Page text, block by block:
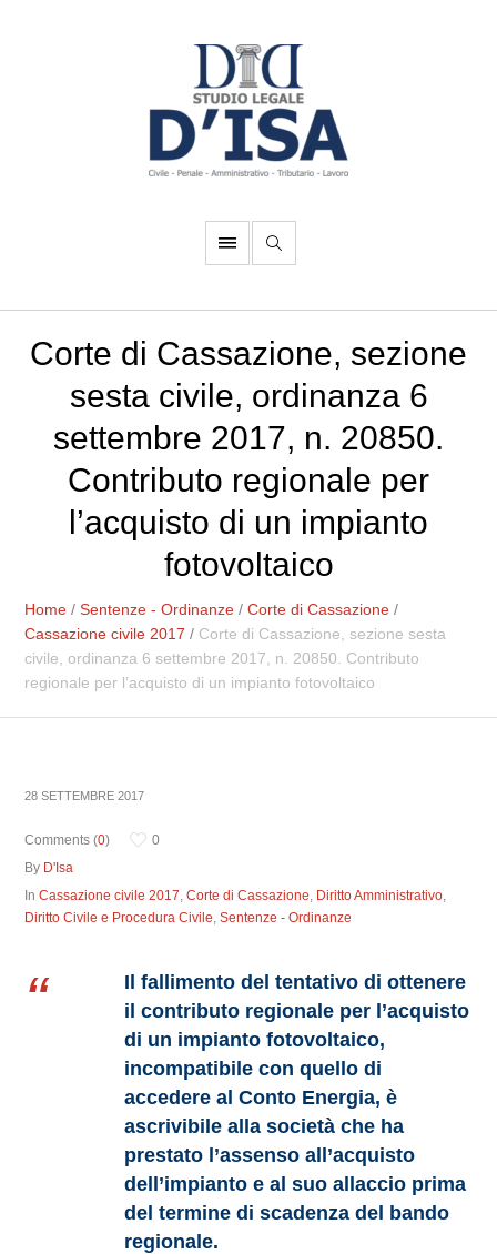
Corte di Cassazione, sezione
sesta civile, ordinanza 6
settembre 2017, n. 20850.
Contributo regionale per
l’acquisto di un impianto
fotovoltaico
Home /Sentenze - Ordinanze /Corte di Cassazione /
Cassazione civile 2017 / Corte di Cassazione, sezione sesta
civile, ordinanza 6 settembre 2017, n. 20850. Contributo
regionale per l’acquisto di un impianto fotovoltaico
28 SETTEMBRE 2017
Comments (0)
0
By D'Isa
InCassazione civile 2017,Corte di Cassazione, Diritto Amministrativo,
Diritto Civile e Procedura Civile,Sentenze - Ordinanze
Il fallimento del tentativo di ottenere
il contributo regionale per l’acquisto
di un impianto fotovoltaico,
incompatibile con quello di
accedere al Conto Energia, è
ascrivibile alla società che ha
prestato l’assenso all’acquisto
dell’impianto e al suo allaccio prima
del termine di scadenza del bando
regionale.